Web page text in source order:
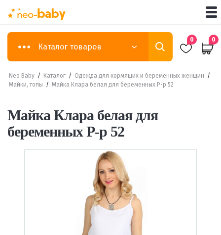
Каталог товаров
0 0
Neo Baby / Каталог / Одежда для кормящих и беременных женщин /
Майки, топы / Майка Клара белая для беременных Р-р 52
Майка Клара белая для
беременных Р-р 52